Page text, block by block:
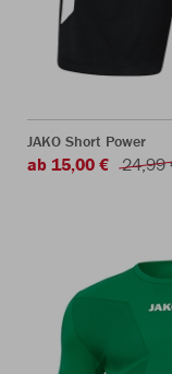
JAKO Short Power
ab 15,00 € 24,99